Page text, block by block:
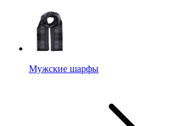
Мужские шарфы